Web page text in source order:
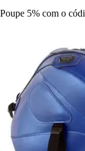
Poupe 5% com o